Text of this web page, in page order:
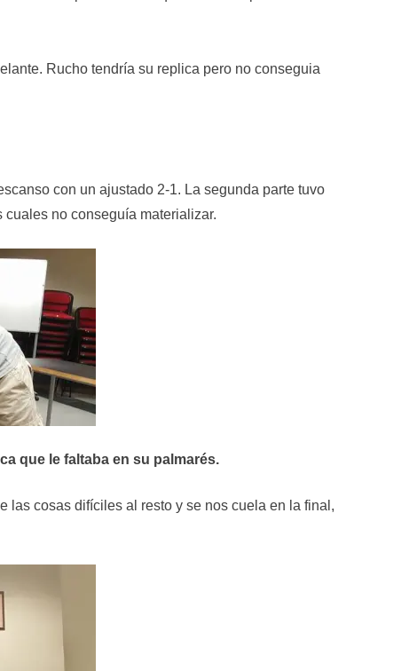
Rucho tendría su replica pero no conseguia
con un ajustado 2-1. La segunda parte tuvo
no conseguía materializar.
que le faltaba en su palmarés.
las cosas difíciles al resto y se nos cuela en la final,